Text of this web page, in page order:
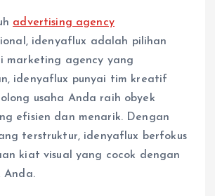
advertising agency
idenyaflux adalah pilihan
marketing agency yang
idenyaflux punyai tim kreatif
usaha Anda raih obyek
efisien dan menarik. Dengan
terstruktur, idenyaflux berfokus
kiat visual yang cocok dengan
Anda.